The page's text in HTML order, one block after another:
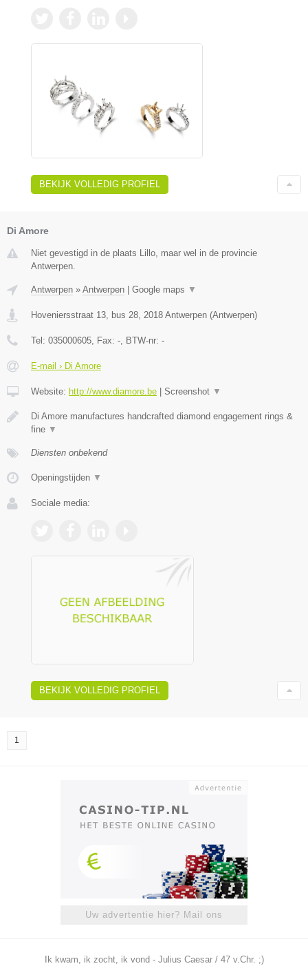
BEKIJK VOLLEDIG PROFIEL
Di Amore
Niet gevestigd in de plaats Lillo, maar wel in de provincie
Antwerpen.
Antwerpen » Antwerpen | Google maps ▼
Hoveniersstraat 13, bus 28 2018 Antwerpen (Antwerpen)
Tel: 035000605 , Fax: - , BTW-nr: -
E-mail › Di Amore
Website: http://www.diamore.be | Screenshot ▼
Di Amore manufactures handcrafted diamond engagement rings &
fine ▼
Diensten onbekend
Openingstijden ▼
Sociale media:
BEKIJK VOLLEDIG PROFIEL
1
Uw advertentie hier? Mail ons
Ik kwam, ik zocht, ik vond - Julius Caesar / 47 v.Chr. ;)